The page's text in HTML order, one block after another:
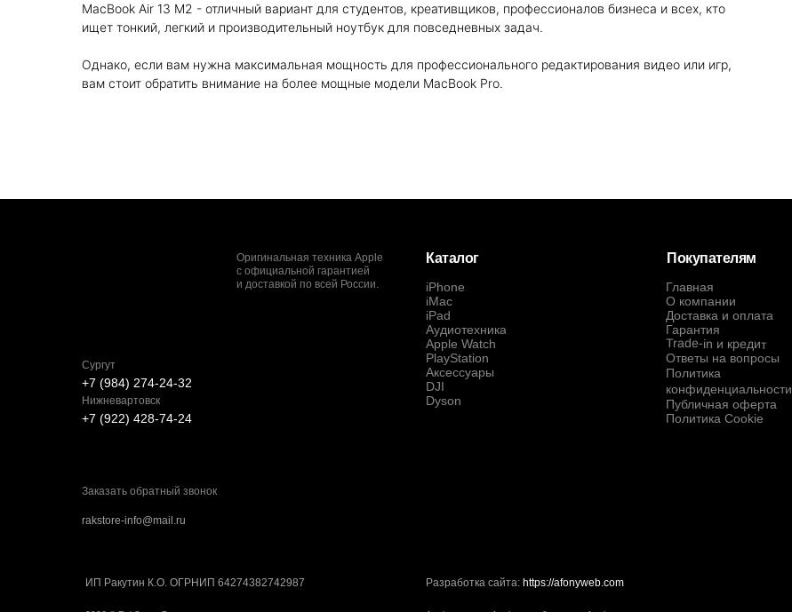
MacBook Air 13 M2 - отличный вариант для студентов, креативщиков, профессионалов бизнеса и всех, кто
ищет тонкий, легкий и производительный ноутбук для повседневных задач.
Однако, если вам нужна максимальная мощность для профессионального редактирования видео или игр,
вам стоит обратить внимание на более мощные модели MacBook Pro.
Оригинальная техника Apple
с официальной гарантией
и доставкой по всей России.
ИП Ракутин К.О. ОГРНИП 64274382742987 Разработка сайта: https://afonyweb.com
Каталог Покупателям
rakstore-info@mail.ru
Заказать обратный звонок
Сургут
+7 (984) 274-24-32
Нижневартовск
+7 (922) 428-74-24
iPhone
iMac
iPad
Аудиотехника
Apple Watch
PlayStation
Аксессуары
DJI
Dyson
Главная
О компании
Доставка и оплата
Гарантия
Trade-in и кредит
Ответы на вопросы
Политика
конфиденциальности
Публичная оферта
Политика Cookie